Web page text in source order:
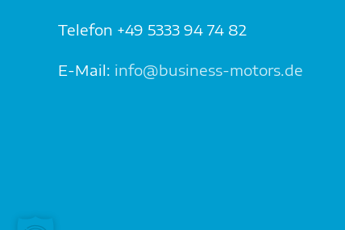
Telefon +49 5333 94 74 82
E-Mail: info@business-motors.de